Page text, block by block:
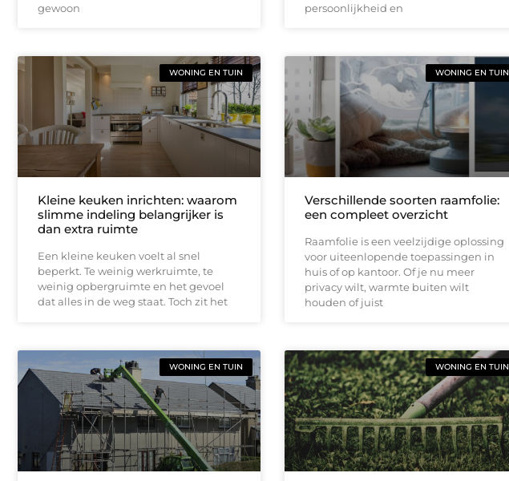
gewoon
persoonlijkheid en
WONING EN TUIN
Kleine keuken inrichten: waarom
slimme indeling belangrijker is
dan extra ruimte
Een kleine keuken voelt al snel
beperkt. Te weinig werkruimte, te
weinig opbergruimte en het gevoel
dat alles in de weg staat. Toch zit het
WONING EN TUIN
Verschillende soorten raamfolie:
een compleet overzicht
Raamfolie is een veelzijdige oplossing
voor uiteenlopende toepassingen in
huis of op kantoor. Of je nu meer
privacy wilt, warmte buiten wilt
houden of juist
WONING EN TUIN WONING EN TUIN